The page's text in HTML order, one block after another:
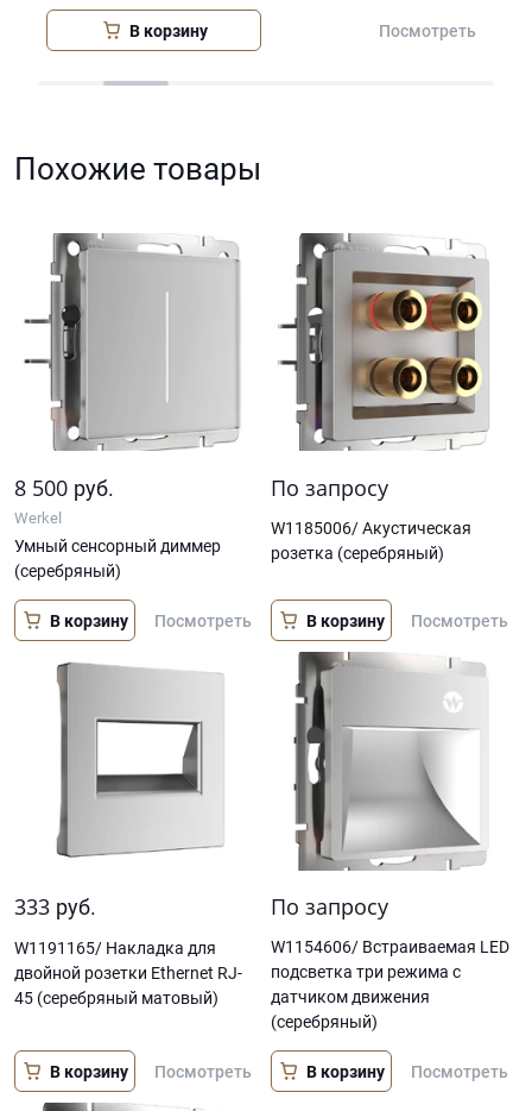
В корзину Посмотреть
Похожие товары
8 500 руб.
Werkel
Умный сенсорный диммер
(серебряный)
В корзину Посмотреть
По запросу
W1185006/ Акустическая
розетка (серебряный)
В корзину Посмотреть
333 руб.
W1191165/ Накладка для
двойной розетки Еthernet RJ-
45 (серебряный матовый)
В корзину Посмотреть
По запросу
W1154606/ Встраиваемая LED
подсветка три режима с
датчиком движения
(серебряный)
В корзину Посмотреть